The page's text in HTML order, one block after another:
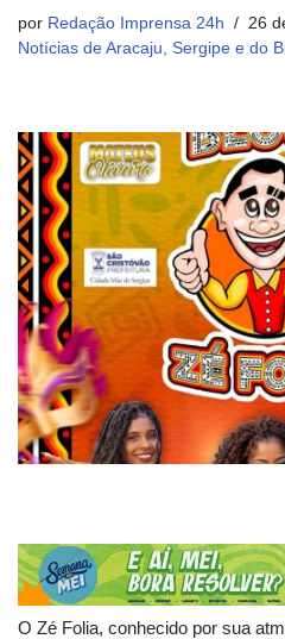
por Redação Imprensa 24h
26
Notícias de Aracaju, Sergipe e do
O Zé Folia, conhecido por sua